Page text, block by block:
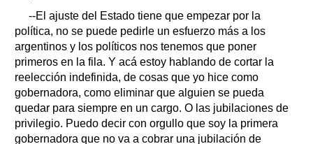
--El ajuste del Estado tiene que empezar por la
política, no se puede pedirle un esfuerzo más a los
argentinos y los políticos nos tenemos que poner
primeros en la fila. Y acá estoy hablando de cortar la
reelección indefinida, de cosas que yo hice como
gobernadora, como eliminar que alguien se pueda
quedar para siempre en un cargo. O las jubilaciones de
privilegio. Puedo decir con orgullo que soy la primera
gobernadora que no va a cobrar una jubilación de